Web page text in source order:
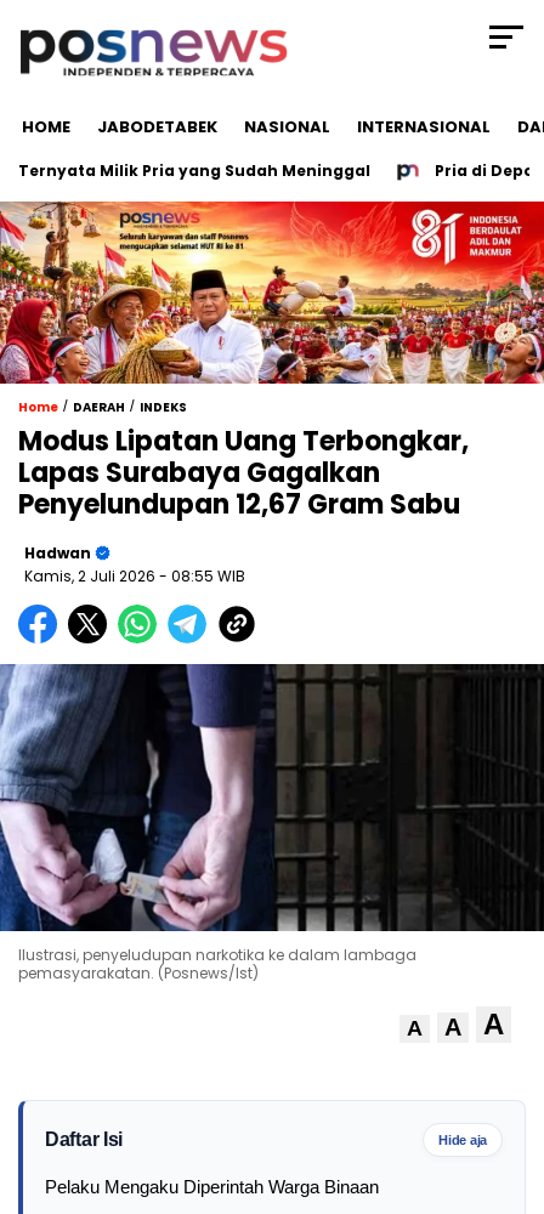
HOME JABODETABEK NASIONAL INTERNASIONAL
Milik Pria yang Sudah Meninggal Pria di Depok
Home / DAERAH / INDEKS
Modus Lipatan Uang Terbongkar,
Lapas Surabaya Gagalkan
Penyelundupan 12,67 Gram Sabu
Hadwan
Kamis, 2 Juli 2026 - 08:55 WIB
Ilustrasi, penyeludupan narkotika ke dalam lambaga
pemasyarakatan. (Posnews/Ist)
A A A
Daftar Isi Hide aja
Pelaku Mengaku Diperintah Warga Binaan